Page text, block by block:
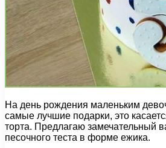
На день рождения маленьким
самые лучшие подарки, это
торта. Предлагаю замечательный
песочного теста в форме ежика.